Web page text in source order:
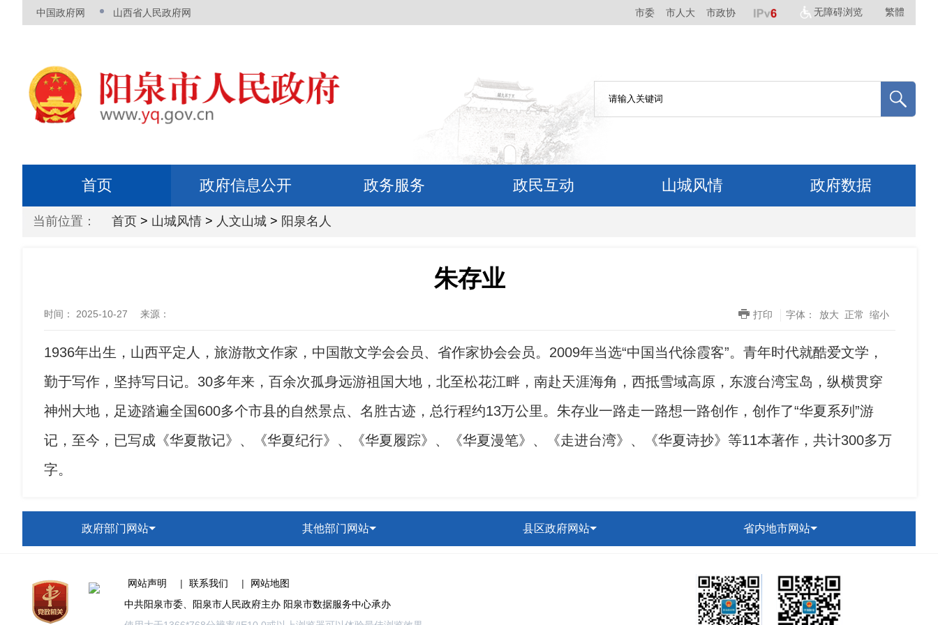
中国政府网 山西省人民政府网 市委 市人大 市政协 无障碍浏览 繁體
首页 政府信息公开 政务服务 政民互动 山城风情 政府数据
当前位置： 首页 > 山城风情 > 人文山城 > 阳泉名人
朱存业
时间： 2025-10-27 来源 ： 打印 字体： 放大 正常 缩小
1936年出生，山西平定人，旅游散文作家，中国散文学会会员、省作家协会会员。2009年当选“中国当代徐霞客”。青年时代就酷爱文学，
勤于写作，坚持写日记。30多年来，百余次孤身远游祖国大地，北至松花江畔，南赴天涯海角，西抵雪域高原，东渡台湾宝岛，纵横贯穿
神州大地，足迹踏遍全国600多个市县的自然景点、名胜古迹，总行程约13万公里。朱存业一路走一路想一路创作，创作了“华夏系列”游
记，至今，已写成《华夏散记》、《华夏纪行》、《华夏履踪》、《华夏漫笔》、《走进台湾》、《华夏诗抄》等11本著作，共计300多万
字。
政府部门网站 其他部门网站 县区政府网站 省内地市网站
网站声明 | 联系我们 |
网站地图
中共阳泉市委、阳泉市人民政府主办 阳泉市数据服务中心承办